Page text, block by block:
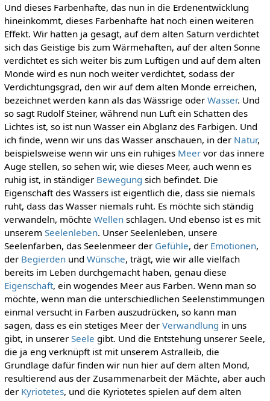
Und dieses Farbenhafte, das nun in die Erdenentwicklung
hineinkommt, dieses Farbenhafte hat noch einen weiteren
Effekt. Wir hatten ja gesagt, auf dem alten Saturn verdichtet
sich das Geistige bis zum Wärmehaften, auf der alten Sonne
verdichtet es sich weiter bis zum Luftigen und auf dem alten
Monde wird es nun noch weiter verdichtet, sodass der
Verdichtungsgrad, den wir auf dem alten Monde erreichen,
bezeichnet werden kann als das Wässrige oder Wasser. Und
so sagt Rudolf Steiner, während nun Luft ein Schatten des
Lichtes ist, so ist nun Wasser ein Abglanz des Farbigen. Und
ich finde, wenn wir uns das Wasser anschauen, in der Natur,
beispielsweise wenn wir uns ein ruhiges Meervor das innere
Auge stellen, so sehen wir, wie dieses Meer, auch wenn es
ruhig ist, in ständiger Bewegung sich befindet. Die
Eigenschaft des Wassers ist eigentlich die, dass sie niemals
ruht, dass das Wasser niemals ruht. Es möchte sich ständig
verwandeln, möchte Wellenschlagen. Und ebenso ist es mit
unserem Seelenleben. Unser Seelenleben, unsere
Seelenfarben, das Seelenmeer der Gefühle, der Emotionen,
der Begierdenund Wünsche, trägt, wie wir alle vielfach
bereits im Leben durchgemacht haben, genau diese
Eigenschaft, ein wogendes Meer aus Farben. Wenn man so
möchte, wenn man die unterschiedlichen Seelenstimmungen
einmal versucht in Farben auszudrücken, so kann man
sagen, dass es ein stetiges Meer der Verwandlung in uns
gibt, in unserer Seele gibt. Und die Entstehung unserer Seele,
die ja eng verknüpft ist mit unserem Astralleib, die
Grundlage dafür finden wir nun hier auf dem alten Mond,
resultierend aus der Zusammenarbeit der Mächte, aber auch
der Kyriotetes, und die Kyriotetes spielen auf dem alten